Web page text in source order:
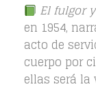
El fulgor
en 1954,
acto de
cuerpo por
ellas será la